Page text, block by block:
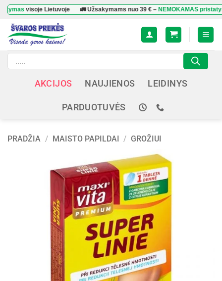
Skip
content
visoje Lietuvoje 🚛 Užsakymams nuo39 €–NEMOKAMAS pristatymas
Products
search
AKCIJOS NAUJIENOS LEIDINYS
PARDUOTUVĖS
PRADŽIA / MAISTO PAPILDAI / GROŽIUI